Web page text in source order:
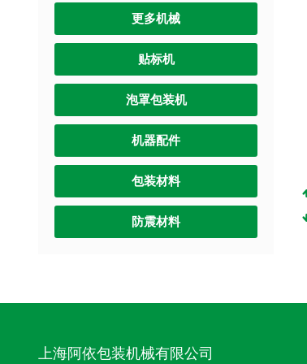
更多机械
贴标机
泡罩包装机
机器配件
包装材料
防震材料
上海阿依包装机械有限公司